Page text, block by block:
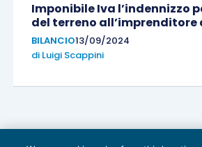
Imponibile Iva l’indennizzo
del terreno all’imprenditore
BILANCIO13/09/2024
di Luigi Scappini